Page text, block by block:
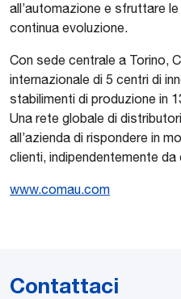
all’automazione e sfruttare
continua evoluzione.
Con sede centrale a Torino,
internazionale di 5 centri di
stabilimenti di produzione in
Una rete globale di
all’azienda di rispondere in
clienti, indipendentemente
www.comau.com
Contattaci